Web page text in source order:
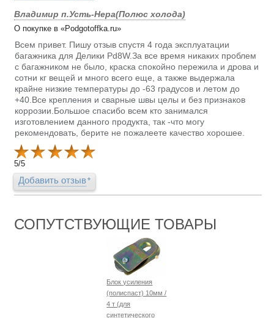
Владимир п.Усть-Нера(Полюс холода)
О покупке в «Podgotoffka.ru»
Всем привет. Пишу отзыв спустя 4 года эксплуатации
багажника для Делики Pd8W.За все время никаких проблем
с багажником не было, краска спокойно пережила и дрова и
сотни кг вещей и много всего еще, а также выдержала
крайне низкие температуры до -63 градусов и летом до
+40.Все крепления и сварные швы целы и без признаков
коррозии.Большое спасибо всем кто занимался
изготовлением данного продукта, так -что могу
рекомендовать, берите не пожалеете качество хорошее.
5/5
Добавить отзыв
СОПУТСТВУЮЩИЕ ТОВАРЫ
Блок усиления
(полиспаст) 10мм /
4 т (для
синтетического